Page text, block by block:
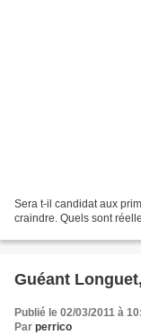
Sera t-il candidat aux
craindre. Quels sont
Guéant
Publié le 02/03/2011 à
Par perrico